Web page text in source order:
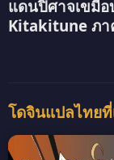
แดนปิศาจเขมื
Kitakitune ภา
โดจินแปลไทย